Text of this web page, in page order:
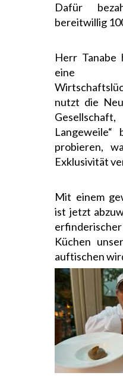
Dafür
bereitwillig
Herr Tanabe
eine
nutzt die
probieren,
Exklusivität
Mit einem
ist jetzt
Küchen
auftischen